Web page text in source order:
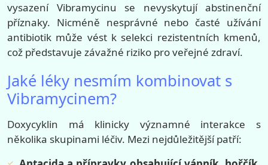
vysazení Vibramycinu se nevyskytují abstinenční
příznaky. Nicméně nesprávné nebo časté užívání
antibiotik může vést k selekci rezistentních kmenů,
což představuje závažné riziko pro veřejné zdraví.
Jaké léky nesmím kombinovat s
Vibramycinem?
Doxycyklin má klinicky významné interakce s
několika skupinami léčiv. Mezi nejdůležitější patří: